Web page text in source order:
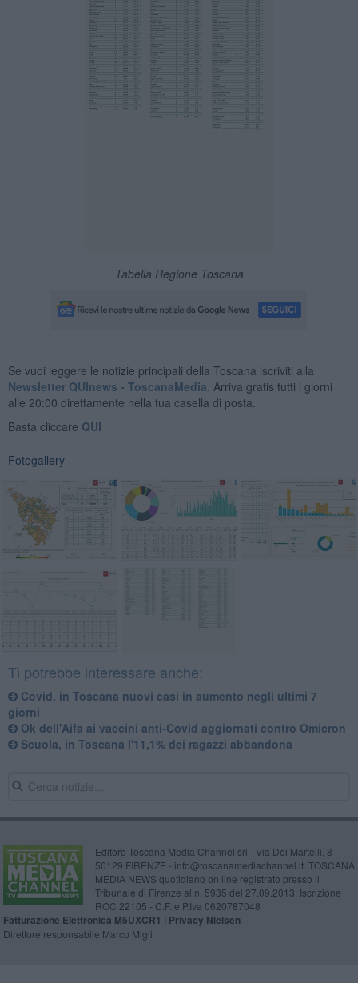
Tabella Regione Toscana
Se vuoi leggere le notizie principali della Toscana iscriviti alla
Newsletter QUInews - ToscanaMedia. Arriva gratis tutti i giorni
alle 20:00 direttamente nella tua casella di posta.
Basta cliccare QUI
Fotogallery
Ti potrebbe interessare anche:
Covid, in Toscana nuovi casi in aumento negli ultimi 7
giorni
Ok dell'Aifa ai vaccini anti-Covid aggiornati contro Omicron
Scuola, in Toscana l'11,1% dei ragazzi abbandona
Editore Toscana Media Channel srl - Via Dei Martelli, 8 -
50129 FIRENZE - info@toscanamediachannel.it. TOSCANA
MEDIA NEWS quotidiano on line registrato presso il
Tribunale di Firenze al n. 5935 del 27.09.2013. Iscrizione
ROC 22105 - C.F. e P.Iva 0620787048
Fatturazione Elettronica M5UXCR1 | Privacy Nielsen
Direttore responsabile Marco Migli